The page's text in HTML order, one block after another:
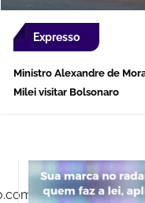
Expresso
Ministro Alexandre de
Milei visitar Bolsonaro